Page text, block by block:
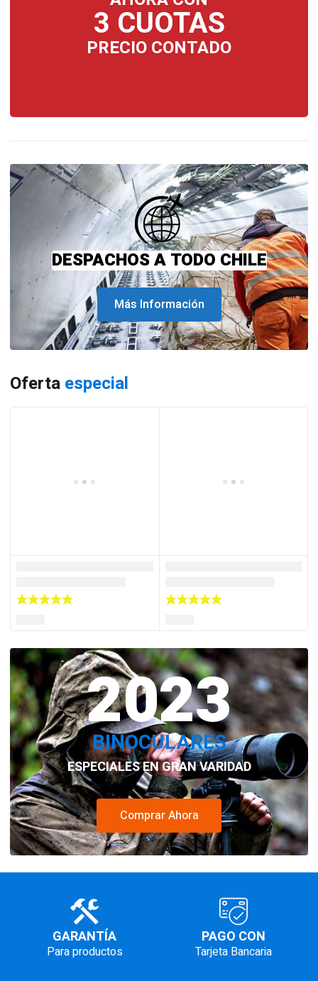
3 CUOTAS
PRECIO CONTADO
DESPACHOS A TODO CHILE
Más Información
Oferta especial
2023
BINOCULARES
ESPECIALES EN GRAN VARIDAD
Comprar Ahora
GARANTÍA
Para productos
PAGO CON
Tarjeta Bancaria